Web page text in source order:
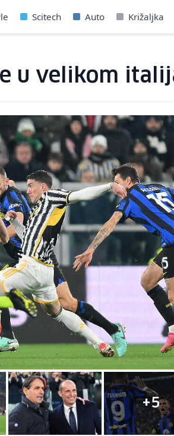
Scitech Auto Križaljka
u velikom
+5